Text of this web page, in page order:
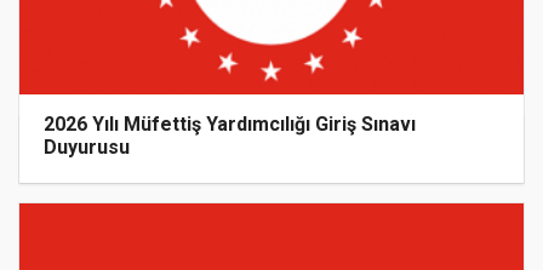
2026 Yılı Müfettiş Yardımcılığı Giriş Sınavı
Duyurusu